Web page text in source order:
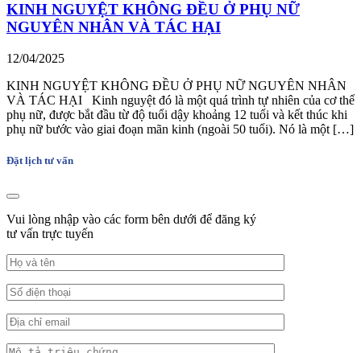
KINH NGUYỆT KHÔNG ĐỀU Ở PHỤ NỮ
NGUYÊN NHÂN VÀ TÁC HẠI
12/04/2025
KINH NGUYỆT KHÔNG ĐỀU Ở PHỤ NỮ NGUYÊN NHÂN
VÀ TÁC HẠI Kinh nguyệt đó là một quá trình tự nhiên của cơ thể
phụ nữ, được bắt đầu từ độ tuổi dậy khoảng 12 tuổi và kết thúc khi
phụ nữ bước vào giai đoạn mãn kinh (ngoài 50 tuổi). Nó là một […]
Đặt lịch tư vấn
Vui lòng nhập vào các form bên dưới để đăng ký
tư vấn trực tuyến